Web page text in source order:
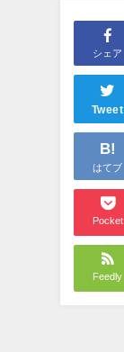
シェア
Tweet
B!
はてブ
Pocket
Feedly